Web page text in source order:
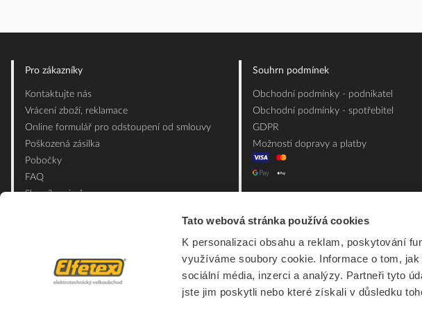
Tato webová stránka používá cookies
K personalizaci obsahu a reklam, poskytování
využíváme soubory cookie. Informace o tom,
sociální média, inzerci a analýzy. Partneři tyto
jste jim poskytli nebo které získali v důsledku
Pro zákazníky
Kontaktujte nás
Vrácení zboží, reklamace
Online formulář pro odstoupení od smlouvy
Poškozená zásilka
Pobočky
FAQ
Slovník pojmů
Souhrn podmínek
Obchodní podmínky - podnikatel
Obchodní podmínky - spotřebitel
GDPR
Možnosti dopravy a platby